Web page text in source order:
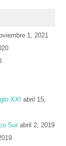
1, 2021
XXI
abril 15,
Sur abril 2, 2019